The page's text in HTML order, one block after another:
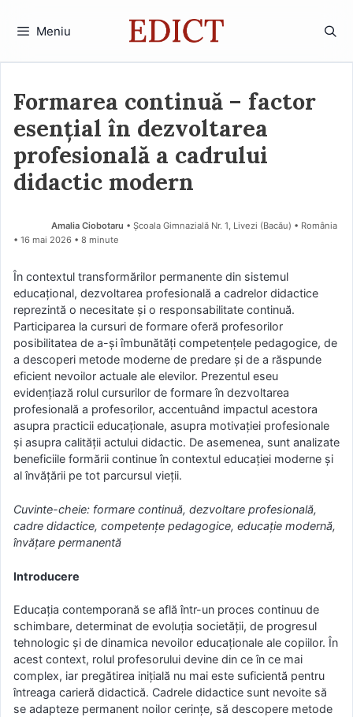
Meniu
Formarea continuă – factor
esențial în dezvoltarea
profesională a cadrului
didactic modern
Amalia Ciobotaru • Școala Gimnazială Nr. 1, Livezi (Bacău) • România
16 mai 2026 • 8 minute
În contextul transformărilor permanente din sistemul
educațional, dezvoltarea profesională a cadrelor didactice
reprezintă o necesitate și o responsabilitate continuă.
Participarea la cursuri de formare oferă profesorilor
posibilitatea de a-și îmbunătăți competențele pedagogice, de
a descoperi metode moderne de predare și de a răspunde
eficient nevoilor actuale ale elevilor. Prezentul eseu
evidențiază rolul cursurilor de formare în dezvoltarea
profesională a profesorilor, accentuând impactul acestora
asupra practicii educaționale, asupra motivației profesionale
și asupra calității actului didactic. De asemenea, sunt analizate
beneficiile formării continue în contextul educației moderne și
al învățării pe tot parcursul vieții.
Cuvinte-cheie: formare continuă, dezvoltare profesională,
cadre didactice, competențe pedagogice, educație modernă,
învățare permanentă
Introducere
Educația contemporană se află într-un proces continuu de
schimbare, determinat de evoluția societății, de progresul
tehnologic și de dinamica nevoilor educaționale ale copiilor. În
acest context, rolul profesorului devine din ce în ce mai
complex, iar pregătirea inițială nu mai este suficientă pentru
întreaga carieră didactică. Cadrele didactice sunt nevoite să
se adapteze permanent noilor cerințe, să descopere metode